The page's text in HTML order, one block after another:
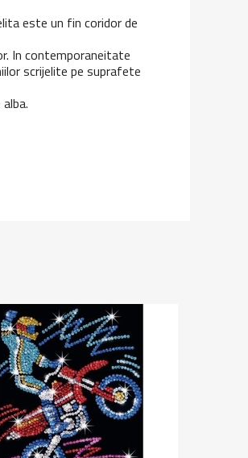
este un fin coridor de
In contemporaneitate
scrijelite pe suprafete